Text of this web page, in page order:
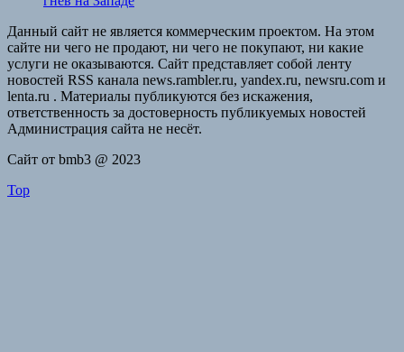
Данный сайт не является коммерческим проектом. На этом
сайте ни чего не продают, ни чего не покупают, ни какие
услуги не оказываются. Сайт представляет собой ленту
новостей RSS канала news.rambler.ru, yandex.ru, newsru.com и
lenta.ru . Материалы публикуются без искажения,
ответственность за достоверность публикуемых новостей
Администрация сайта не несёт.
Сайт от bmb3 @ 2023
Top